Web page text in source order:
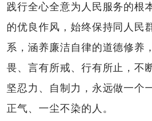
践行全心全意为人民服务的根
的优良作风，始终保持同人民
系，涵养廉洁自律的道德修养
畏、言有所戒、行有所止，不
坚忍力、自制力，永远做一个
正气、一尘不染的人。